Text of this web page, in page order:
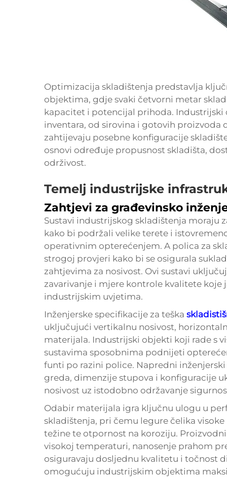
Optimizacija skladištenja predstavlja
objektima, gdje svaki četvorni metar
kapacitet i potencijal prihoda.
inventara, od sirovina i gotovih
zahtijevaju posebne konfiguracije
osnovi određuje propusnost skladišta,
održivost.
Temelj industrijske
Zahtjevi za građevinsko
Sustavi industrijskog skladištenja moraju
kako bi podržali velike terete i
operativnim opterećenjem. A polica za
strogoj provjeri kako bi se osigurala
zahtjevima za nosivost. Ovi sustavi
zavarivanje i mjere kontrole kvalitete
industrijskim uvjetima.
Inženjerske specifikacije za teška
uključujući vertikalnu nosivost,
materijala. Industrijski objekti koji rade s
sustavima sposobnima podnijeti
funti po razini police. Napredni
greda, dimenzije stupova i konfiguracije
nosivost uz istodobno održavanje
Odabir materijala igra ključnu ulogu u
skladištenja, pri čemu legure čelika
težine te otpornost na koroziju.
visokoj temperaturi, nanosenje prahom
osiguravaju dosljednu kvalitetu i točnost
omogućuju industrijskim objektima